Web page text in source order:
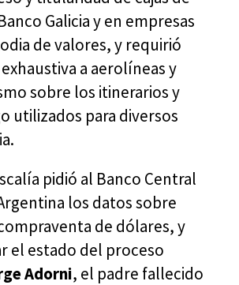
Galicia y en empresas
de valores, y requirió
a aerolíneas y
sobre los itinerarios y
utilizados para diversos
pidió al Banco Central
los datos sobre
de dólares, y
el estado del proceso
Adorni, el padre fallecido